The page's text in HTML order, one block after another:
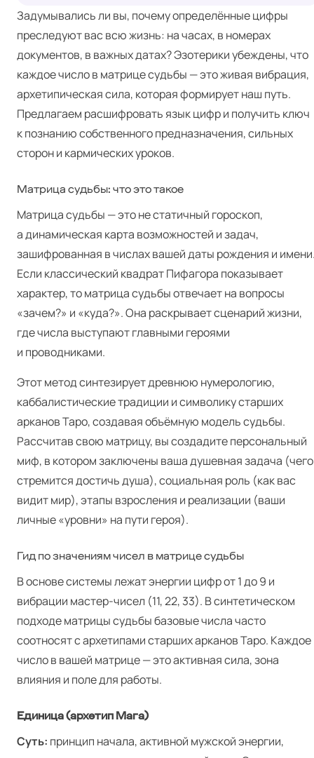
Задумывались ли вы, почему определённые цифры
преследуют вас всю жизнь: на часах, в номерах
документов, в важных датах? Эзотерики убеждены, что
каждое число в матрице судьбы — это живая вибрация,
архетипическая сила, которая формирует наш путь.
Предлагаем расшифровать язык цифр и получить ключ
к познанию собственного предназначения, сильных
сторон и кармических уроков.
Матрица судьбы: что это такое
Матрица судьбы — это не статичный гороскоп,
а динамическая карта возможностей и задач,
зашифрованная в числах вашей даты рождения и
Если классический квадрат Пифагора показывает
характер, то матрица судьбы отвечает на вопросы
«зачем?» и «куда?». Она раскрывает сценарий жизни,
где числа выступают главными героями
и проводниками.
Этот метод синтезирует древнюю нумерологию,
каббалистические традиции и символику старших
арканов Таро, создавая объёмную модель судьбы.
Рассчитав свою матрицу, вы создадите персональный
миф, в котором заключены ваша душевная задача (чего
стремится достичь душа), социальная роль (как вас
видит мир), этапы взросления и реализации (ваши
личные «уровни» на пути героя).
Гид по значениям чисел в матрице судьбы
В основе системы лежат энергии цифр от 1 до 9 и
вибрации мастер-чисел (11, 22, 33). В синтетическом
подходе матрицы судьбы базовые числа часто
соотносят с архетипами старших арканов Таро. Каждое
число в вашей матрице — это активная сила, зона
влияния и поле для работы.
Единица (архетип Мага)
Суть: принцип начала, активной мужской энергии,